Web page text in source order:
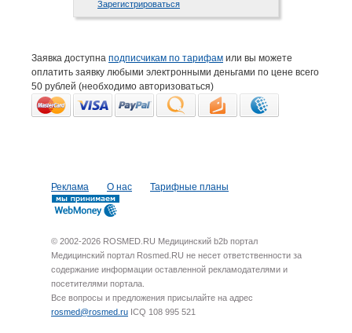
Зарегистрироваться
Заявка доступна подписчикам по тарифам или вы можете
оплатить заявку любыми электронными деньгами по цене всего
50 рублей (необходимо авторизоваться)
Реклама О нас Тарифные планы
© 2002-2026 ROSMED.RU Медицинский b2b портал
Медицинский портал Rosmed.RU не несет ответственности за
содержание информации оставленной рекламодателями и
посетителями портала.
Все вопросы и предложения присылайте на адрес
rosmed@rosmed.ru ICQ 108 995 521